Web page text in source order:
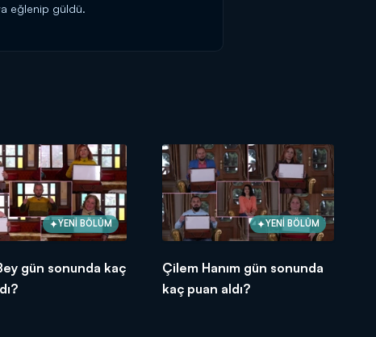
eğlenip güldü.
YENİ BÖLÜM
gün sonunda kaç
YENİ BÖLÜM
Çilem Hanım gün sonunda
kaç puan aldı?